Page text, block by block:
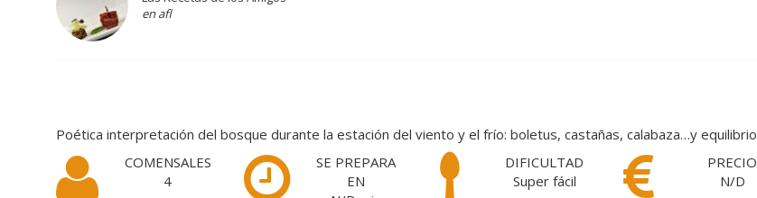
en afl
Poética interpretación del bosque durante la estación del viento y el frío: boletus, castañas, calabaza…y equilibrio
COMENSALES
4
SE PREPARA
EN
DIFICULTAD
Super fácil
PRECIO
N/D